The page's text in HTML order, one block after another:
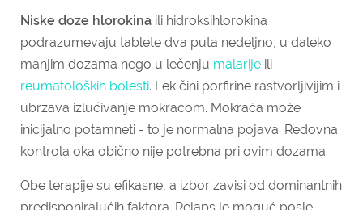
Niske doze hlorokina ili hidroksihlorokina
podrazumevaju tablete dva puta nedeljno, u daleko
manjim dozama nego u lečenju malarije ili
reumatoloških bolesti. Lek čini porfirine rastvorljivijim i
ubrzava izlučivanje mokraćom. Mokraća može
inicijalno potamneti - to je normalna pojava. Redovna
kontrola oka obično nije potrebna pri ovim dozama.
Obe terapije su efikasne, a izbor zavisi od dominantnih